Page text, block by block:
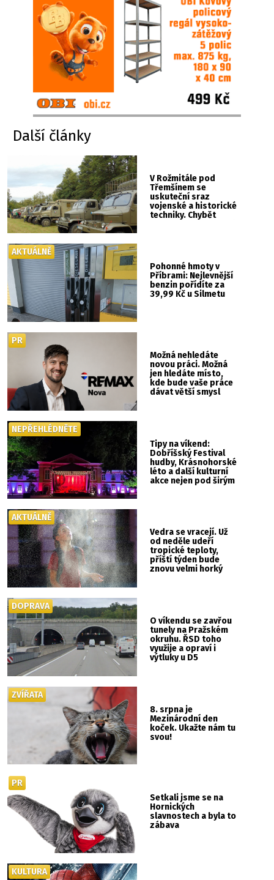
Další články
V Rožmitále pod
Třemšínem se
uskuteční sraz
vojenské a historické
techniky. Chybět
Pohonné hmoty v
Příbrami: Nejlevnější
benzin pořídíte za
39,99 Kč u Silmetu
AKTUÁLNĚ
Možná nehledáte
novou práci. Možná
jen hledáte místo,
kde bude vaše práce
dávat větší smysl
PR
Tipy na víkend:
Dobříšský Festival
hudby, Krásnohorské
léto a další kulturní
akce nejen pod širým
NEPŘEHLÉDNĚTE
Vedra se vracejí. Už
od neděle udeří
tropické teploty,
příští týden bude
znovu velmi horký
AKTUÁLNĚ
O víkendu se zavřou
tunely na Pražském
okruhu. ŘSD toho
využije a opraví i
výtluky u D5
DOPRAVA
8. srpna je
Mezinárodní den
koček. Ukažte nám tu
svou!
ZVÍŘATA
Setkali jsme se na
Hornických
slavnostech a byla to
zábava
PR
KULTURA